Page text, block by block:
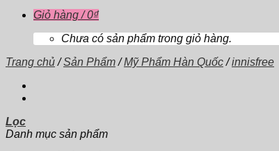
Giỏ hàng /0₫
Chưa có sản phẩm trong giỏ hàng.
Trang chủ / Sản Phẩm / Mỹ Phẩm Hàn Quốc / innisfree
Lọc
Danh mục sản phẩm